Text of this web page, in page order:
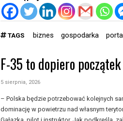
TAGS biznes gospodarka
F-35 to dopiero
5 sierpnia, 2026
– Polska będzie potrzebować kolejnych
dominację w powietrzu nad własnym